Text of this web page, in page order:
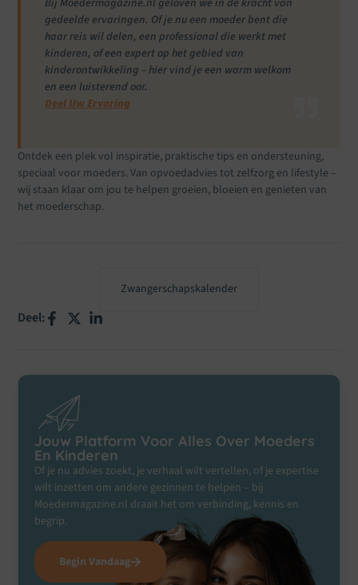
Bij Moedermagazine.nl geloven we in de kracht van
gedeelde ervaringen. Of je nu een moeder bent die
haar reis wil delen, een professional die werkt met
kinderen, of een expert op het gebied van
kinderontwikkeling – hier vind je een warm welkom
en een luisterend oor.
Deel Uw Ervaring
Ontdek een plek vol inspiratie, praktische tips en ondersteuning,
speciaal voor moeders. Van opvoedadvies tot zelfzorg en lifestyle –
wij staan klaar om jou te helpen groeien, bloeien en genieten van
het moederschap.
Zwangerschapskalender
Deel:
Jouw Platform Voor Alles Over Moeders
En Kinderen
Of je nu advies zoekt, je verhaal wilt vertellen, of je expertise
wilt inzetten om andere gezinnen te helpen – bij
Moedermagazine.nl draait het om verbinding, kennis en
begrip.
Begin Vandaag